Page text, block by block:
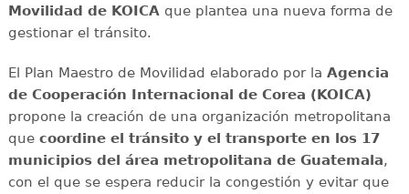
Movilidad de KOICAque plantea una nueva forma de
gestionar el tránsito.
El Plan Maestro de Movilidad elaborado por la Agencia
de Cooperación Internacional de Corea (KOICA)
propone la creación de una organización metropolitana
que coordine el tránsito y el transporte en los 17
municipios del área metropolitana de Guatemala,
con el que se espera reducir la congestión y evitar que